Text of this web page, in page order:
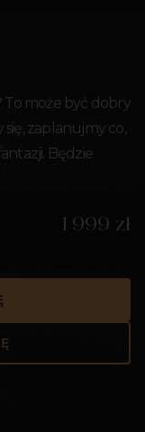
To może być dobry
zaplanujmy co,
Będzie
1 999 zł